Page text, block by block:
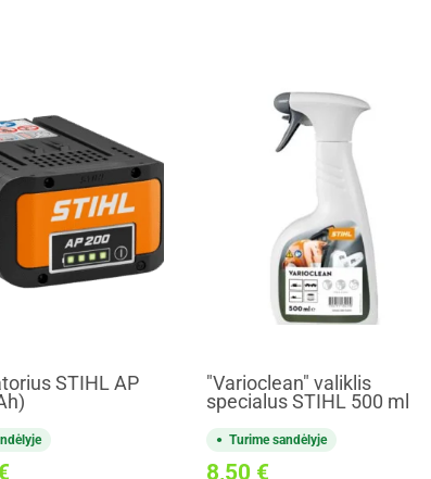
STIHL AP
"Varioclean" valiklis
specialus STIHL 500 ml
Turime sandėlyje
8,50 €